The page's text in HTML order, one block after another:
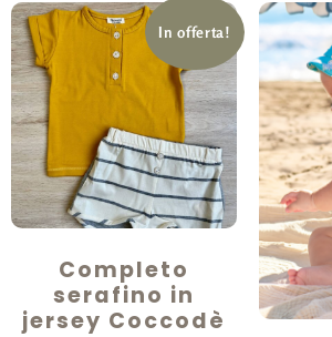
In offerta!
Completo
serafino in
jersey Coccodè